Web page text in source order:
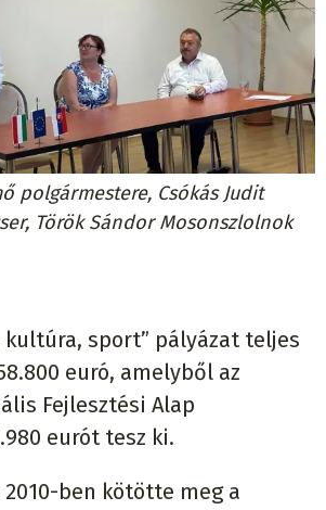
polgármestere, Csókás Judit
Török Sándor Mosonszlolnok
kultúra, sport” pályázat teljes
euró, amelyből az
Fejlesztési Alap
eurót tesz ki.
ben kötötte meg a